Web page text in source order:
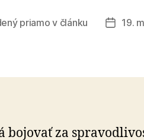
priamo v článku
Dátum
19.
bojovať za